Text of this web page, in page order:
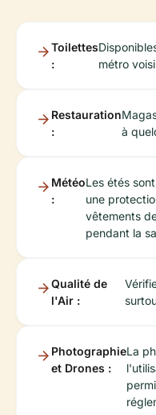
Toilettes
:
métro
Restauration
:
à
Météo
:
Les étés
une
vêtements
pendant la
Qualité de
l'Air :
Photographie
et Drones :
La